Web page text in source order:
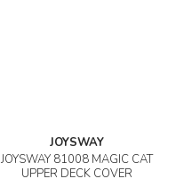
JOYSWAY
JOYSWAY 81008 MAGIC CAT
UPPER DECK COVER